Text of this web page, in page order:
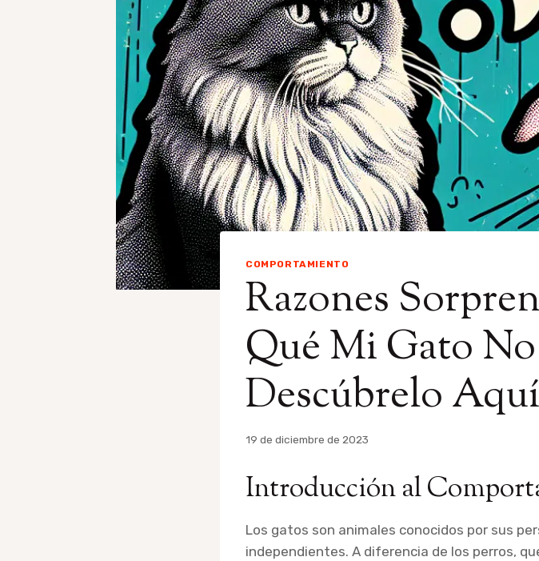
COMPORTAMIENTO
Razones
Qué Mi Gato
Descúbrelo Aquí
Por
19 de diciembre de 2023
Introducción al
Los gatos son animales conocidos por sus
independientes. A diferencia de los perros,